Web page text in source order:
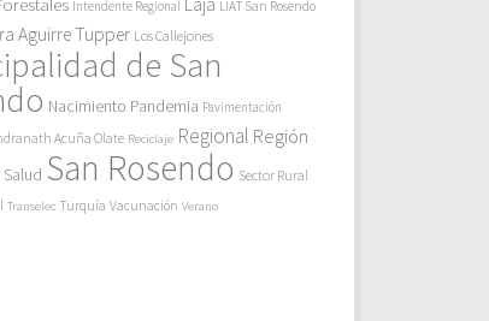
Intendente Regional LIAT San Rosendo
Aguirre Tupper Los Callejones
de San
Nacimiento Pandemia Pavimentación
Acuña Olate Reciclaje Regional Región
Salud San Rosendo Sector Rural
Transelec Turquía Vacunación Verano